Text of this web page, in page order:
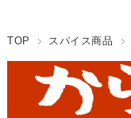
TOP スパイス商品